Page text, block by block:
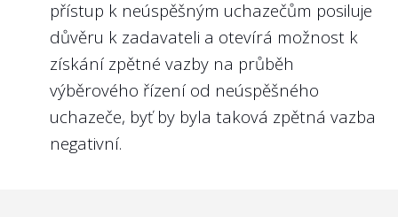
Nejlépe to dělají v/ve:
Správě železnic, s.o.
Právě u členů dozorčích rad se skloňuje
pojem „politická trafika“. Z našeho pohledu
není problematické napojení člena
kontrolního orgánu na konkrétní politickou
stranu. U státních firem je za výběr členů
kontrolního výboru (mimo zástupce
přístup k neúspěšným uchazečům posiluje
důvěru k zadavateli a otevírá možnost k
získání zpětné vazby na průběh
výběrového řízení od neúspěšného
uchazeče, byť by byla taková zpětná vazba
negativní.